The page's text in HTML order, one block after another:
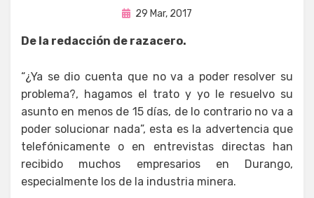
porEnrique
Publicada
29 Mar, 2017
De la redacción de razacero.
“¿Ya se dio cuenta que no va a poder resolver su
problema?, hagamos el trato y yo le resuelvo su
asunto en menos de 15 días, de lo contrario no va a
poder solucionar nada”, esta es la advertencia que
telefónicamente o en entrevistas directas han
recibido muchos empresarios en Durango,
especialmente los de la industria minera.